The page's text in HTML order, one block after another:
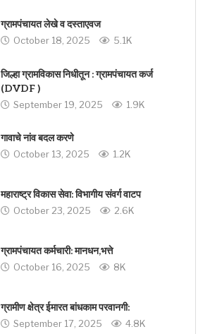
ग्रामपंचायत लेखे व दस्ताएवज
October 18, 2025 5.1K
जिल्हा ग्रामविकास निधीतून : ग्रामपंचायत कर्ज
(DVDF )
September 19, 2025 1.9K
गावाचे नांव बदल करणे
October 13, 2025 1.2K
महाराष्ट्र विकास सेवा: विभागीय संवर्ग वाटप
October 23, 2025 2.6K
ग्रामपंचायत कर्मचारी: मानधन,भत्ते
October 16, 2025 8K
ग्रामीण क्षेत्र ईमारत बांधकाम परवानगी:
September 17, 2025 4.8K